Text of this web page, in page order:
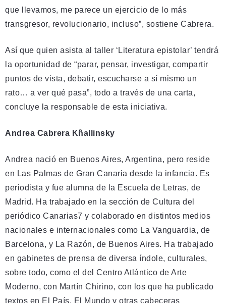
que llevamos, me parece un ejercicio de lo más
transgresor, revolucionario, incluso”, sostiene Cabrera.
Así que quien asista al taller ‘Literatura epistolar’ tendrá
la oportunidad de “parar, pensar, investigar, compartir
puntos de vista, debatir, escucharse a sí mismo un
rato… a ver qué pasa”, todo a través de una carta,
concluye la responsable de esta iniciativa.
Andrea Cabrera Kñallinsky
Andrea nació en Buenos Aires, Argentina, pero reside
en Las Palmas de Gran Canaria desde la infancia. Es
periodista y fue alumna de la Escuela de Letras, de
Madrid. Ha trabajado en la sección de Cultura del
periódico Canarias7 y colaborado en distintos medios
nacionales e internacionales como La Vanguardia, de
Barcelona, y La Razón, de Buenos Aires. Ha trabajado
en gabinetes de prensa de diversa índole, culturales,
sobre todo, como el del Centro Atlántico de Arte
Moderno, con Martín Chirino, con los que ha publicado
textos en El País, El Mundo y otras cabeceras